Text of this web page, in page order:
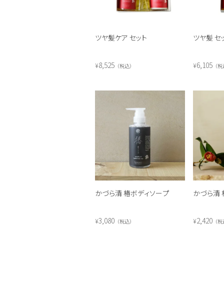
ツヤ髪ケア セット
¥8,525 税込
ツヤ髪 セ
¥6,105 税
かづら清 椿ボディソープ
¥3,080 税込
かづら清
¥2,420 税